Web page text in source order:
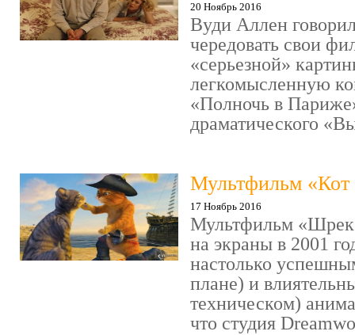
20 Ноябрь 2016
Вуди Аллен
чередовать свои
«серьезной»
легкомысленную
«Полночь в
драматического
Мультфильм «Кот
17 Ноябрь 2016
Мультфильм
на экраны в 2001
настолько
плане) и
техническом)
что студия